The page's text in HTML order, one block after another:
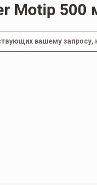
Motip 500
вашему запросу,